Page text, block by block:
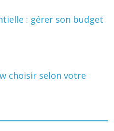
: gérer son budget
choisir selon votre